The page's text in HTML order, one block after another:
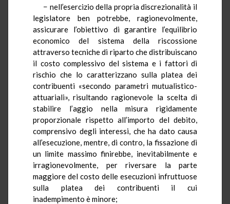
− nell’esercizio della propria discrezionalità il
legislatore ben potrebbe, ragionevolmente,
assicurare l’obiettivo di garantire l’equilibrio
economico del sistema della riscossione
attraverso tecniche di riparto che distribuiscano
il costo complessivo del sistema e i fattori di
rischio che lo caratterizzano sulla platea dei
contribuenti «secondo parametri mutualistico-
attuariali», risultando ragionevole la scelta di
stabilire l’aggio nella misura rigidamente
proporzionale rispetto all’importo del debito,
comprensivo degli interessi, che ha dato causa
all’esecuzione, mentre, di contro, la fissazione di
un limite massimo finirebbe, inevitabilmente e
irragionevolmente, per riversare la parte
maggiore del costo delle esecuzioni infruttuose
sulla platea dei contribuenti il cui
inadempimento è minore;